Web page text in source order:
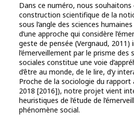
Dans ce numéro, nous souhaitons
construction scientifique de la
sous l’angle des sciences
d’une approche qui considère
geste de pensée (Vergnaud, 2011)
l’émerveillement par le prisme des
sociales constitue une voie
d’être au monde, de le lire, d’y
Proche de la sociologie du rapport
2018 [2016]), notre projet vient
heuristiques de l’étude de
phénomène social.